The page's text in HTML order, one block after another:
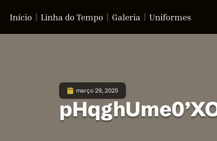
Início Linha do Tempo Galeria Uniformes
março 29, 2025